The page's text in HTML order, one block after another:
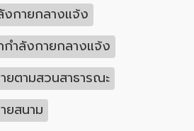
งกายกลางแจ้ง
กำลังกายกลางแจ้ง
ยตามสวนสาธารณะ
ยสนาม